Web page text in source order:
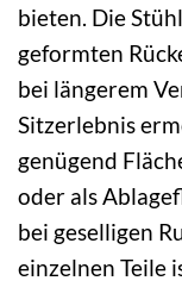
bieten. Die
geformten
bei längerem
Sitzerlebnis
genügend
oder als
bei geselligen
einzelnen Teile